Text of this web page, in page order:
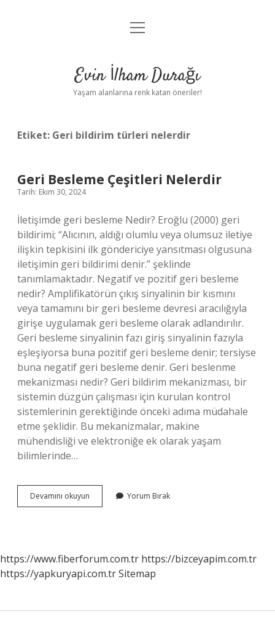
Anasayfa
Yasal Uyarı
menüyü
Evin İlham Durağı
Yaşam alanlarına renk katan öneriler!
Etiket: Geri bildirim türleri nelerdir
Geri Besleme Çeşitleri Nelerdir
Tarih: Ekim 30, 2024
İletişimde geri besleme Nedir? Eroğlu (2000) geri
bildirimi; “Alıcının, aldığı olumlu veya olumsuz iletiye
ilişkin tepkisini ilk göndericiye yansıtması olgusuna
iletişimin geri bildirimi denir.” şeklinde
tanımlamaktadır. Negatif ve pozitif geri besleme
nedir? Amplifikatörün çıkış sinyalinin bir kısmını
veya tamamını bir geri besleme devresi aracılığıyla
girişe uygulamak geri besleme olarak adlandırılır.
Geri besleme sinyalinin fazı giriş sinyalinin fazıyla
eşleşiyorsa buna pozitif geri besleme denir; tersiyse
buna negatif geri besleme denir. Geri beslenme
mekanizması nedir? Geri bildirim mekanizması, bir
sistemin düzgün çalışması için kurulan kontrol
sistemlerinin gerektiğinde önceki adıma müdahale
etme şeklidir. Bu mekanizmalar, makine
mühendisliği ve elektroniğe ek olarak yaşam
bilimlerinde…
Devamını okuyun
Besleme
Yorum Bırak
https://www.fiberforum.com.tr https://bizceyapim.com.tr
https://yapkuryapi.com.trSitemap